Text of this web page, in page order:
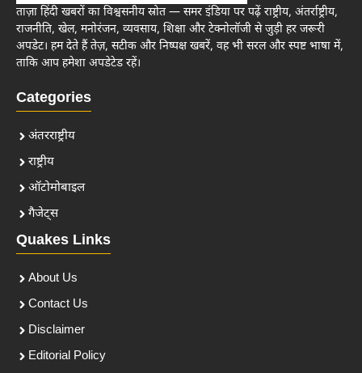
ताज़ा हिंदी खबरों का विश्वसनीय स्रोत — समर इंडिया पर पढ़ें राष्ट्रीय, अंतर्राष्ट्रीय,
राजनीति, खेल, मनोरंजन, व्यवसाय, शिक्षा और टेक्नोलॉजी से जुड़ी हर जरूरी
अपडेट। हम देते हैं तेज़, सटीक और निष्पक्ष खबरें, वह भी सरल और स्पष्ट भाषा में,
ताकि आप हमेशा अपडेटेड रहें।
Categories
अंतरराष्ट्रीय
राष्ट्रीय
ऑटोमोबाइल
गैजेट्स
Quakes Links
About Us
Contact Us
Disclaimer
Editorial Policy